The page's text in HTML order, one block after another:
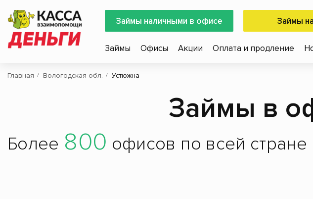
Займы наличными в офисе Займы
Займы Офисы Акции Оплата и продление
Главная Вологодская обл. Устюжна
Займы в
Более 800 офисов по всей стране